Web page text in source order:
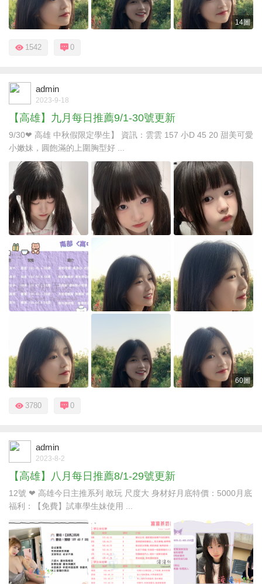
14圖
1542 0
admin
2023-9-18
【高雄】九月每日推薦9/1-30號更新
9/30❤ 高雄 中秋假限定學生】 資訊：雲雲 157 小D 45 20 甜美可愛
小嫩妹，圓飽滿的上圍胸型好 ...
60圖
3780 0
admin
2023-8-2
【高雄】八月每日推薦8/1-29號更新
12號 ❤ 高雄今日主推系列 敢玩 尺度大 身材好月底特價：5000月底
福利：【免費】試車學生妹使用 ...